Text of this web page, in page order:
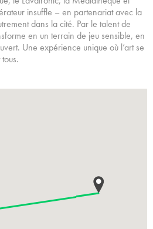
insuffle – en partenariat avec la
dans la cité. Par le talent de
en un terrain de jeu sensible, en
Une expérience unique où l’art se